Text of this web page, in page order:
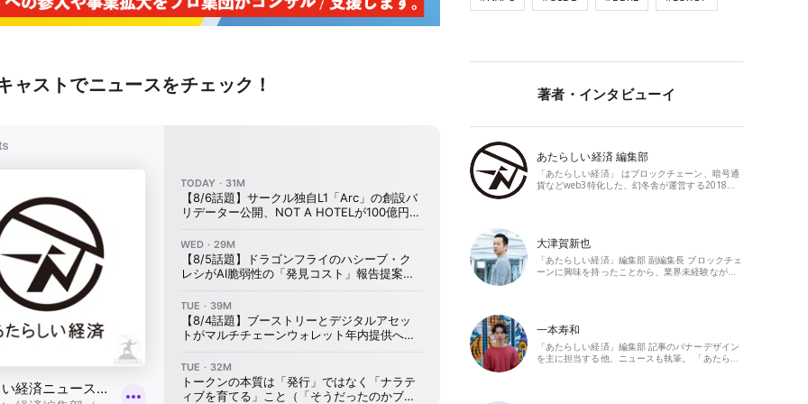
ャストでニュースをチェック！ 著者・インタビューイ
あたらしい経済 編集部
「あたらしい経済」 はブロックチェーン、暗号通
貨などweb3特化した、幻冬舎が運営する2018…
大津賀新也
「あたらしい経済」編集部 副編集長 ブロックチェ
ーンに興味を持ったことから、業界未経験なが…
一本寿和
「あたらしい経済」編集部 記事のバナーデザイン
を主に担当する他、ニュースも執筆。 「あたら…